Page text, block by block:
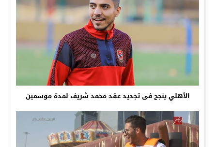
الأهلي ينجح فى تجديد عقد محمد شريف لمدة موسمين